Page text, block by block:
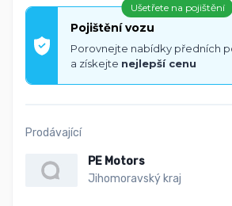
Ušetřete na pojištění
Pojištění vozu
Porovnejte nabídky předních
a získejte nejlepší cenu
Prodávající
PE Motors
Jihomoravský kraj